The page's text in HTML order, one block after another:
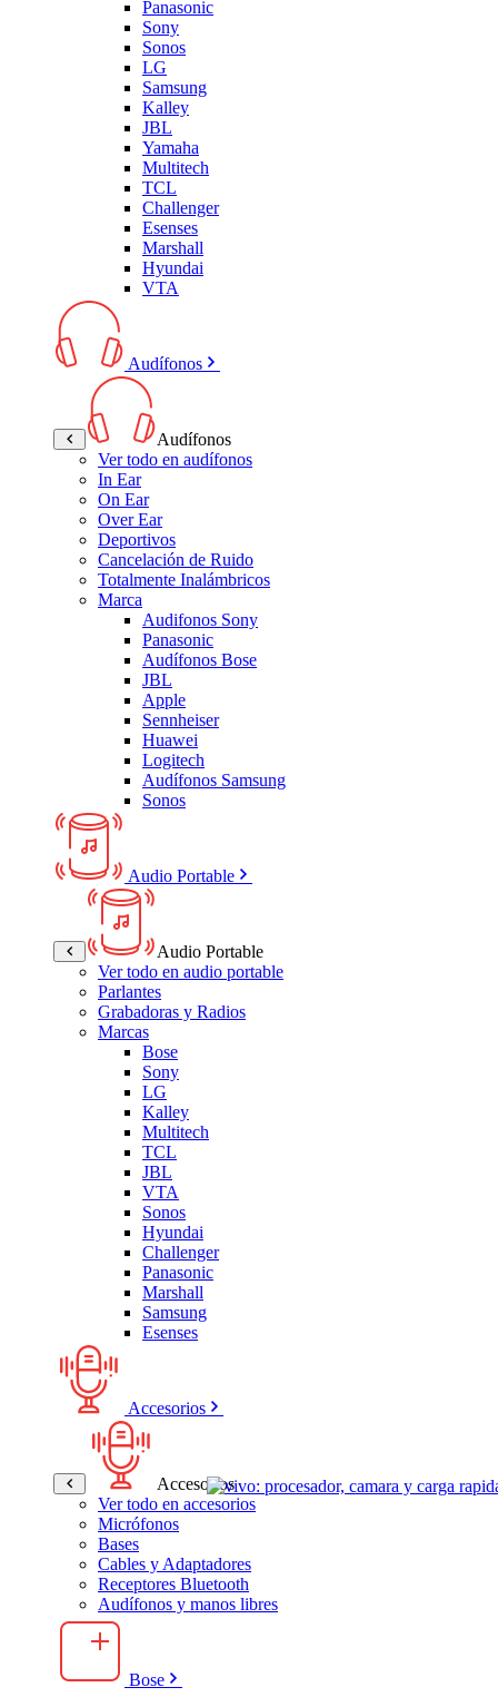
Panasonic
Sony
Sonos
LG
Samsung
Kalley
JBL
Yamaha
Multitech
TCL
Challenger
Esenses
Marshall
Hyundai
VTA
Audífonos
Audífonos
Ver todo en audífonos
In Ear
On Ear
Over Ear
Deportivos
Cancelación de Ruido
Totalmente Inalámbricos
Marca
Audifonos Sony
Panasonic
Audífonos Bose
JBL
Apple
Sennheiser
Huawei
Logitech
Audífonos Samsung
Sonos
Audio Portable
Audio Portable
Ver todo en audio portable
Parlantes
Grabadoras y Radios
Marcas
Bose
Sony
LG
Kalley
Multitech
TCL
JBL
VTA
Sonos
Hyundai
Challenger
Panasonic
Marshall
Samsung
Esenses
Accesorios
Accesorios
Ver todo en accesorios
Micrófonos
Bases
Cables y Adaptadores
Receptores Bluetooth
Audífonos y manos libres
Bose